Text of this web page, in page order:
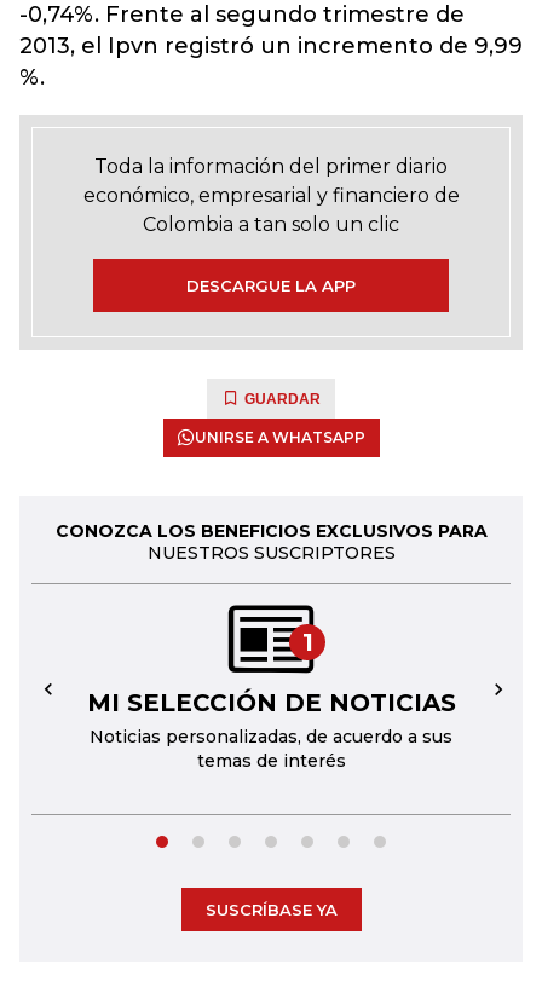
-0,74%. Frente al segundo trimestre de
2013, el Ipvn registró un incremento de 9,99
%.
Toda la información del primer diario
económico, empresarial y financiero de
Colombia a tan solo un clic
DESCARGUE LA APP
GUARDAR
UNIRSE A WHATSAPP
CONOZCA LOS BENEFICIOS EXCLUSIVOS PARA
NUESTROS SUSCRIPTORES
1
MI SELECCIÓN DE NOTICIAS
Noticias personalizadas, de acuerdo a sus
temas de interés
← →
SUSCRÍBASE YA